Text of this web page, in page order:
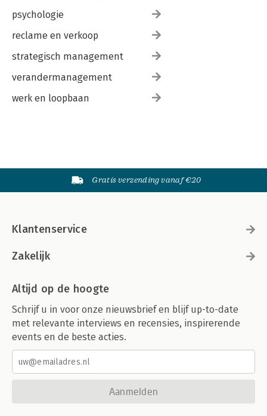
psychologie
reclame en verkoop
strategisch management
verandermanagement
werk en loopbaan
Gratis verzending vanaf €20
Klantenservice
Zakelijk
Altijd op de hoogte
Schrijf u in voor onze nieuwsbrief en blijf up-to-date
met relevante interviews en recensies, inspirerende
events en de beste acties.
Aanmelden